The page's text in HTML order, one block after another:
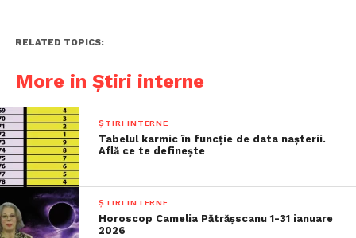
RELATED TOPICS:
More in Știri interne
ȘTIRI INTERNE
Tabelul karmic în funcție de data nașterii.
Află ce te definește
ȘTIRI INTERNE
Horoscop Camelia Pătrășscanu 1-31 ianuare
2026